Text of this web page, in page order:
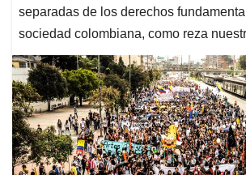
separadas de los derechos
sociedad colombiana, como reza